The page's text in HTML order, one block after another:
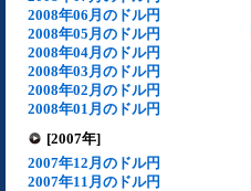
2008年06月のドル円
2008年05月のドル円
2008年04月のドル円
2008年03月のドル円
2008年02月のドル円
2008年01月のドル円
[2007年]
2007年12月のドル円
2007年11月のドル円